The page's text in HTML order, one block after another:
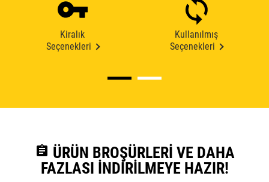
Kiralık
Seçenekleri
Kullanılmış
Seçenekleri
assignment ÜRÜN BROŞÜRLERI VE DAHA
FAZLASI İNDIRILMEYE HAZIR!